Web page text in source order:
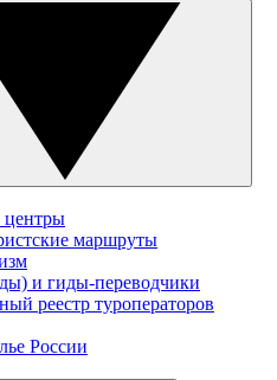
маршруты
и гиды-переводчики
реестр туроператоров
России